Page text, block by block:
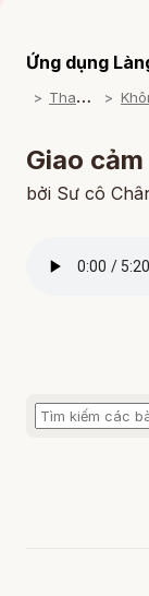
Ứng dụng
T
ham khảo
Giao cảm
bởi Sư cô